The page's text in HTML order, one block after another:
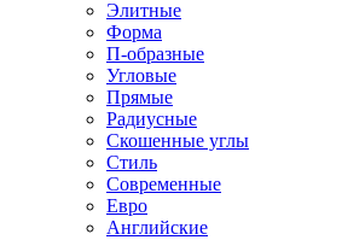
Элитные
Форма
П-образные
Угловые
Прямые
Радиусные
Скошенные углы
Стиль
Современные
Евро
Английские